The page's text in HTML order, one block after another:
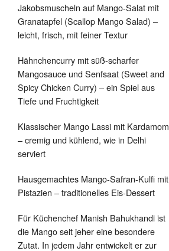
Jakobsmuscheln auf Mango-Salat mit
Granatapfel (Scallop Mango Salad) –
leicht, frisch, mit feiner Textur
Hähnchencurry mit süß-scharfer
Mangosauce und Senfsaat (Sweet and
Spicy Chicken Curry) – ein Spiel aus
Tiefe und Fruchtigkeit
Klassischer Mango Lassi mit Kardamom
– cremig und kühlend, wie in Delhi
serviert
Hausgemachtes Mango-Safran-Kulfi mit
Pistazien – traditionelles Eis-Dessert
Für Küchenchef Manish Bahukhandi ist
die Mango seit jeher eine besondere
Zutat. In jedem Jahr entwickelt er zur